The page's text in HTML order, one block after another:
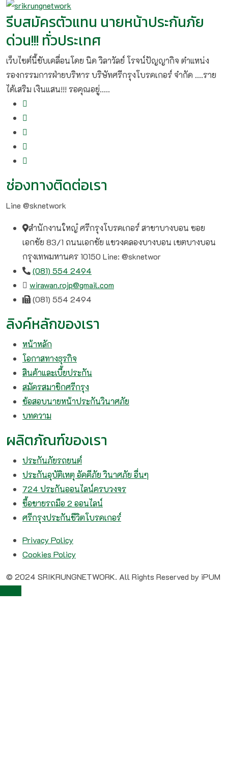
รีบสมัครตัวแทน นายหน้าประกันภัย
ด่วน!!! ทั่วประเทศ
เว็บไซต์นี้ขับเคลื่อนโดย นิด วิลาวัลย์​ โรจน์ปัญญากิจ ตำแหน่ง
รองกรรมการฝ่ายบริหาร บริษัทศรีกรุงโบรคเกอร์ จำกัด ....ราย
ได้เสริม เงินแสน!!! รอคุณอยู่.....
ช่องทางติดต่อเรา
Line @sknetwork
สำนักงานใหญ๋ ศรีกรุงโบรคเกอร์ สาขาบางบอน ซอย
เอกชัย 83/1 ถนนเอกชัย แขวงคลองบางบอน เขตบางบอน
กรุงเทพมหานคร 10150 Line: @sknetwor
(081) 554 2494​
wirawan.rojp@gmail.com
(081) 554 2494​
ลิงค์หลักของเรา
หน้าหลัก
โอกาสทางธุรกิจ
สินค้าและเบี้ยประกัน
สมัครสมาชิกศรีกรุง
ข้อสอบนายหน้าประกันวินาศภัย
บทความ
ผลิตภัณฑ์ของเรา
ประกันภัยรถยนต์
ประกันอุบัติเหตุ อัคคีภัย วินาศภัย อื่นๆ
724 ประกันออนไลน์ครบวงจร
ซื้อขายรถมือ 2 ออนไลน์
ศรีกรุงประกันชีวิตโบรคเกอร์
Privacy Policy
Cookies Policy
© 2024 SRIKRUNGNETWORK. All Rights Reserved by iPUM